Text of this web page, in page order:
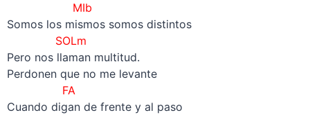
MIb
Somos los mismos somos distintos
SOLm
Pero nos llaman multitud.
Perdonen que no me levante
FA
Cuando digan de frente y al paso